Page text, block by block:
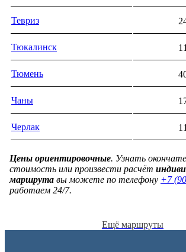
Тевриз
Тюкалинск
Тюмень
Чаны
Черлак
Цены ориентировочные. Узнать
стоимость или произвести расчёт
маршрутавы можете по телефону +7
работаем 24/7.
Ещё маршруты